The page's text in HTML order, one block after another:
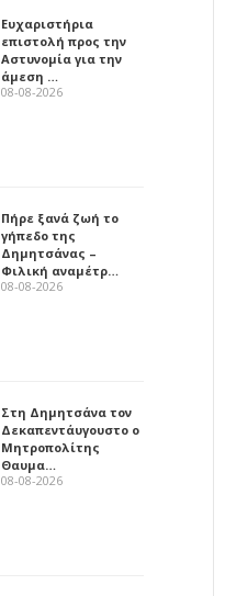
Ευχαριστήρια
επιστολή προς την
Αστυνομία για την
άμεση …
08-08-2026
Πήρε ξανά ζωή το
γήπεδο της
Δημητσάνας –
Φιλική αναμέτρ…
08-08-2026
Στη Δημητσάνα τον
Δεκαπεντάυγουστο ο
Μητροπολίτης
Θαυμα…
08-08-2026